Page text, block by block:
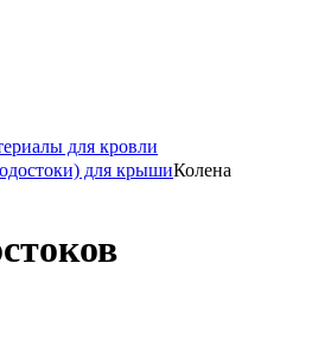
для кровли
для крышиКолена